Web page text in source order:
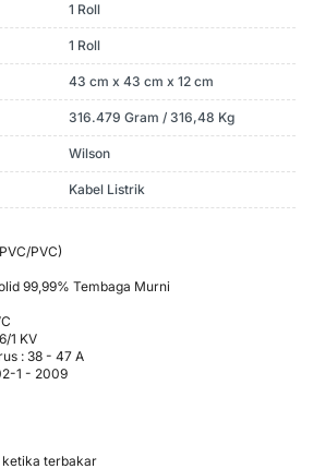
1 Roll
1 Roll
43 cm x 43 cm x 12 cm
316.479 Gram / 316,48 Kg
Wilson
Kabel Listrik
PVC)
99,99% Tembaga Murni
1 KV
: 38 - 47 A
1 - 2009
ketika terbakar